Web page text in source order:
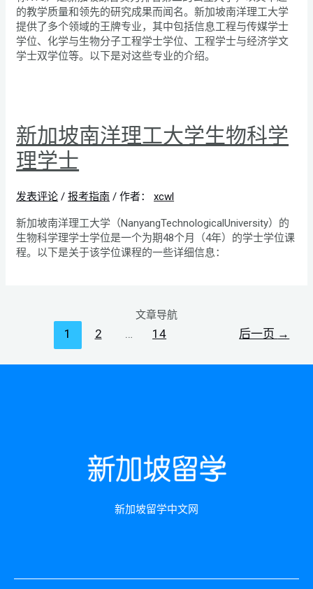
的教学质量和领先的研究成果而闻名。新加坡南洋理工大学
提供了多个领域的王牌专业，其中包括信息工程与传媒学士
学位、化学与生物分子工程学士学位、工程学士与经济学文
学士双学位等。以下是对这些专业的介绍。
新加坡南洋理工大学生物科学
理学士
发表评论 /报考指南 / 作者： xcwl
新加坡南洋理工大学（NanyangTechnologicalUniversity）的
生物科学理学士学位是一个为期48个月（4年）的学士学位课
程。以下是关于该学位课程的一些详细信息：
文章导航
1 2 14 后一页 →
新加坡留学中文网